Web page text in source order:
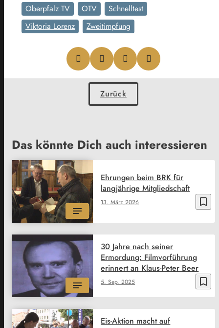
Oberpfalz TV
OTV
Schnelltest
Viktoria Lorenz
Zweitimpfung
Zurück
Das könnte Dich auch interessieren
bookmark_border
13. März 2026
Ehrungen beim BRK für
langjährige Mitgliedschaft
bookmark_border
5. Sep. 2025
30 Jahre nach seiner
Ermordung: Filmvorführung
erinnert an Klaus-Peter Beer
Eis-Aktion macht auf